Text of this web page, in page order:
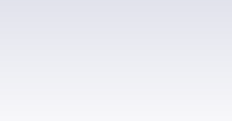
votre arrivée sur ce site.
pour analyser votre comportement